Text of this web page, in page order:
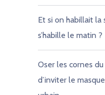
Et si on habillait la
s’habille le matin ?
Oser les cornes
d’inviter le